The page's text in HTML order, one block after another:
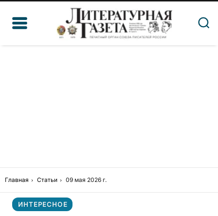
Главная Статьи 09 мая 2026 г.
ИНТЕРЕСНОЕ